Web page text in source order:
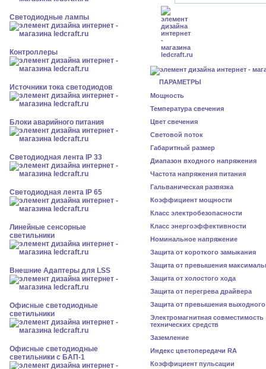
Светодиодные лампы
Контроллеры
Источники тока светодиодов
Блоки аварийного питания
Светодиодная лента IP 33
Светодиодная лента IP 65
Линейные сенсорные
светильники
Внешние Адаптеры для LSS
Офисные светодиодные
светильники
Офисные светодиодные
светильники с БАП-1
ПАРАМЕТРЫ
Мощность
Температура свечения
Цвет свечения
Световой поток
Габаритный размер
Диапазон входного напряжения
Частота напряжения питания
Гальваническая развязка
Коэффициент мощности
Класс электробезопасности
Класс энергоэффективности
Номинальное напряжение
Защита от короткого замыкания
Защита от превышения
Защита от холостого хода
Защита от перегрева драйвера
Защита от превышения
Электромагнитная совместимость
технических средств
Заземление
Индекс цветопередачи RA
Коэффициент пульсации